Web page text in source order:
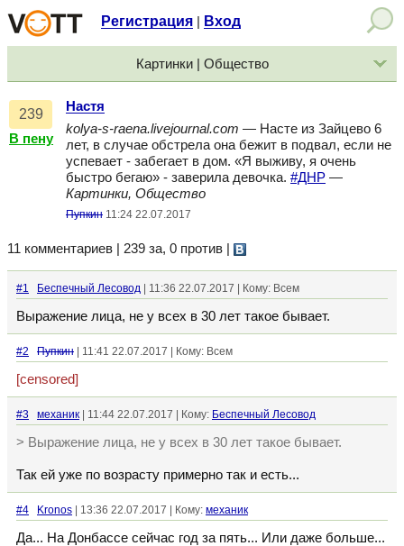
Регистрация Вход
Картинки | Общество
239
В пену
Настя
kolya-s-raena.livejournal.com — Насте из Зайцево 6
лет, в случае обстрела она бежит в подвал, если не
успевает - забегает в дом. «Я выживу, я очень
быстро бегаю» - заверила девочка. #ДНР —
Картинки, Общество
Пупкин 11:24 22.07.2017
11 комментариев | 239 за, 0 против
#1 Беспечный Лесовод | 11:36 22.07.2017 | Кому: Всем
Выражение лица, не у всех в 30 лет такое бывает.
#2 Пупкин | 11:41 22.07.2017 | Кому: Всем
[censored]
#3 механик | 11:44 22.07.2017 | Кому: Беспечный Лесовод
> Выражение лица, не у всех в 30 лет такое бывает.
Так ей уже по возрасту примерно так и есть...
#4 Kronos | 13:36 22.07.2017 | Кому: механик
Да... На Донбассе сейчас год за пять... Или даже больше...